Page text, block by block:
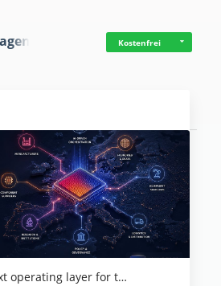
Kostenfrei
operating layer for t…